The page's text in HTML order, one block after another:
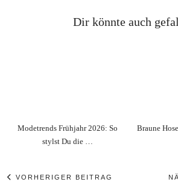
Dir könnte auch
Modetrends Frühjahr 2026: So
stylst Du die …
Braune
VORHERIGER BEITRAG